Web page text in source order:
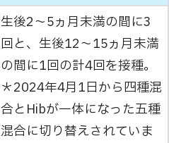
生後2～5ヵ月未満の間に3
回と、生後12～15ヵ月未満
の間に1回の計4回を接種。
＊2024年4月1日から四種混
合とHibが一体になった五種
混合に切り替えされていま